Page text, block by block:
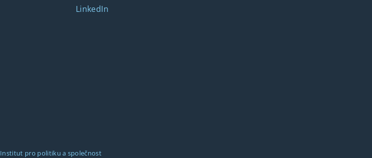
LinkedIn
Institut pro politiku a společnost